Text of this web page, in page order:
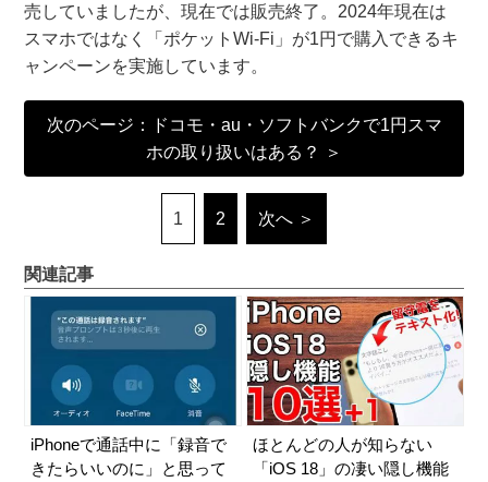
売していましたが、現在では販売終了。2024年現在は
スマホではなく「ポケットWi-Fi」が1円で購入できるキ
ャンペーンを実施しています。
次のページ：ドコモ・au・ソフトバンクで1円スマ
ホの取り扱いはある？ ＞
1 2 次へ ＞
関連記事
iPhoneで通話中に「録音で
きたらいいのに」と思って
ほとんどの人が知らない
「iOS 18」の凄い隠し機能